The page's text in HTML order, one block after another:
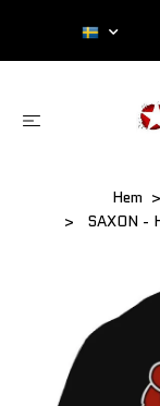
Hem
SAXON -